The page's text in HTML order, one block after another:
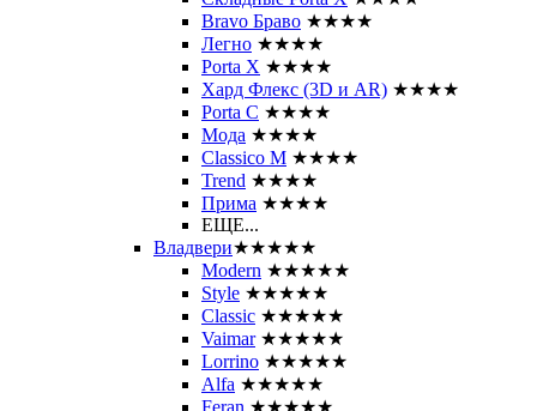
Bravo Браво ★★★★
Легно ★★★★
Porta X ★★★★
Хард Флекс (3D и AR) ★★★★
Porta C ★★★★
Мода ★★★★
Classico M ★★★★
Trend ★★★★
Прима ★★★★
ЕЩЕ...
Владвери★★★★★
Modern ★★★★★
Style ★★★★★
Classic ★★★★★
Vaimar ★★★★★
Lorrino ★★★★★
Alfa ★★★★★
Feran ★★★★★